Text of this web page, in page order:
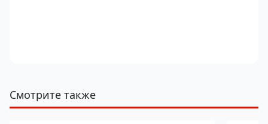
Смотрите также